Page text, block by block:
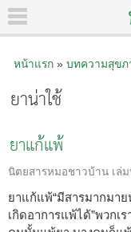
หน้าแรก» บทความสุขภ
ยาน่าใช้
ยาแก้แพ้
นิตยสารหมอชาวบ้าน เล่
ยาแก้แพ้“มีสารมากมา
เกิดอาการแพ้ได้”พวก